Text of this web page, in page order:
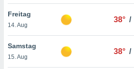
Freitag
14. Aug
38° /
Samstag
15. Aug
38° /